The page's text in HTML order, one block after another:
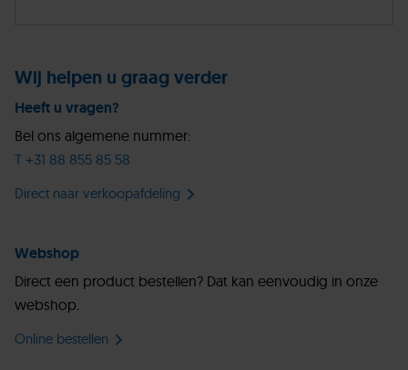
Wij helpen u graag verder
Heeft u vragen?
Bel ons algemene nummer:
T +31 88 855 85 58
Direct naar verkoopafdeling
Webshop
Direct een product bestellen? Dat kan eenvoudig in onze
webshop.
Online bestellen